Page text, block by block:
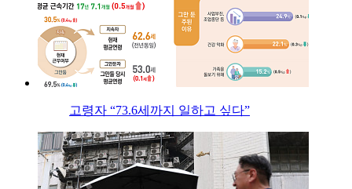
고령자 “73.6세까지 일하고 싶다”